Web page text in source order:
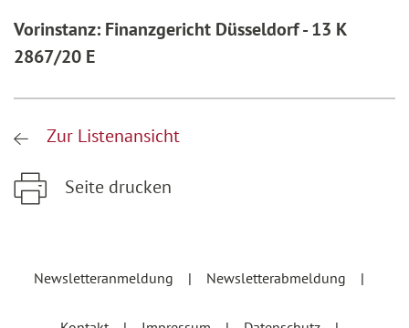
Vorinstanz: Finanzgericht Düsseldorf - 13 K
2867/20 E
Zur Listenansicht
Seite drucken
Newsletteranmeldung
Newsletterabmeldung